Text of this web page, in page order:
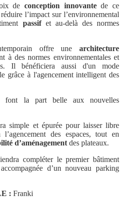
de conception innovantede ce
l’impact sur l’environnemental
passifet au-delà des normes
offre une architecture
à des normes environnementales et
Il bénéficiera aussi d'un mode
grâce à l'agencement intelligent des
font la part belle aux nouvelles
simple et épurée pour laisser libre
des espaces, tout en
d’aménagement des plateaux.
compléter le premier bâtiment
d’un nouveau parking
: Franki